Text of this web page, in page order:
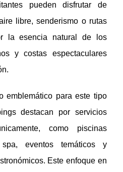
pueden disfrutar de
libre, senderismo o rutas
la esencia natural de los
y costas espectaculares
emblemático para este tipo
destacan por servicios
como piscinas
eventos temáticos y
Este enfoque en